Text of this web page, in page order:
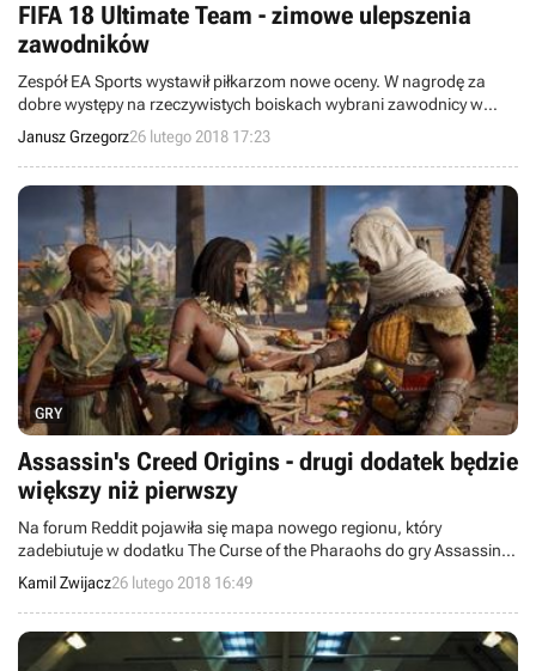
FIFA 18 Ultimate Team - zimowe ulepszenia
zawodników
Zespół EA Sports wystawił piłkarzom nowe oceny. W nagrodę za
dobre występy na rzeczywistych boiskach wybrani zawodnicy w
trybie FIFA 18 Ultimate Team otrzymali od deweloperów i fanów,
którzy wzięli udział w ankiecie, ulepszone wersje swoich kart.
Janusz Grzegorz26 lutego 2018 17:23
GRY
Assassin's Creed Origins - drugi dodatek będzie
większy niż pierwszy
Na forum Reddit pojawiła się mapa nowego regionu, który
zadebiutuje w dodatku The Curse of the Pharaohs do gry Assassin's
Creed Origins.
Kamil Zwijacz26 lutego 2018 16:49